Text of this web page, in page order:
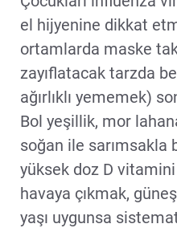
el hijyenine dikkat
ortamlarda maske
zayıflatacak tarzda
ağırlıklı yememek)
Bol yeşillik, mor
soğan ile sarımsakla
yüksek doz D vitamini
havaya çıkmak,
yaşı uygunsa